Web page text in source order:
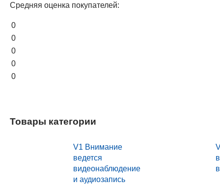
Средняя оценка покупателей:
0
0
0
0
0
Товары категории
V1 Внимание
ведется
видеонаблюдение
и аудиозапись